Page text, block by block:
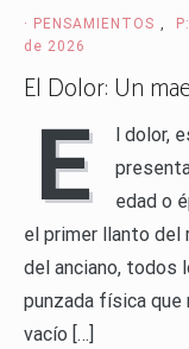
· PENSAMIENTOS ,
de 2026
El Dolor: Un
E
l dolor,
edad o
el primer llanto del
del anciano, todos
punzada física que
vacío […]